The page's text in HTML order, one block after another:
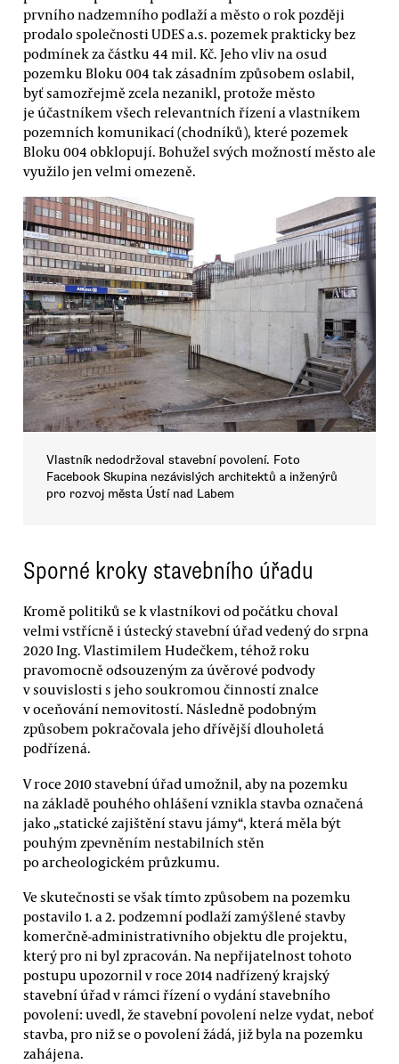
prvního nadzemního podlaží a město o rok později
prodalo společnosti UDES a.s. pozemek prakticky bez
podmínek za částku 44 mil. Kč. Jeho vliv na osud
pozemku Bloku 004 tak zásadním způsobem oslabil,
byť samozřejmě zcela nezanikl, protože město
je účastníkem všech relevantních řízení a vlastníkem
pozemních komunikací (chodníků), které pozemek
Bloku 004 obklopují. Bohužel svých možností město ale
využilo jen velmi omezeně.
Vlastník nedodržoval stavební povolení. Foto
Facebook Skupina nezávislých architektů a inženýrů
pro rozvoj města Ústí nad Labem
Sporné kroky stavebního úřadu
Kromě politiků se k vlastníkovi od počátku choval
velmi vstřícně i ústecký stavební úřad vedený do srpna
2020 Ing. Vlastimilem Hudečkem, téhož roku
pravomocně odsouzeným za úvěrové podvody
v souvislosti s jeho soukromou činností znalce
v oceňování nemovitostí. Následně podobným
způsobem pokračovala jeho dřívější dlouholetá
podřízená.
V roce 2010 stavební úřad umožnil, aby na pozemku
na základě pouhého ohlášení vznikla stavba označená
jako „statické zajištění stavu jámy“, která měla být
pouhým zpevněním nestabilních stěn
po archeologickém průzkumu.
Ve skutečnosti se však tímto způsobem na pozemku
postavilo 1. a 2. podzemní podlaží zamýšlené stavby
komerčně-administrativního objektu dle projektu,
který pro ni byl zpracován. Na nepřijatelnost tohoto
postupu upozornil v roce 2014 nadřízený krajský
stavební úřad v rámci řízení o vydání stavebního
povolení: uvedl, že stavební povolení nelze vydat, neboť
stavba, pro niž se o povolení žádá, již byla na pozemku
zahájena.